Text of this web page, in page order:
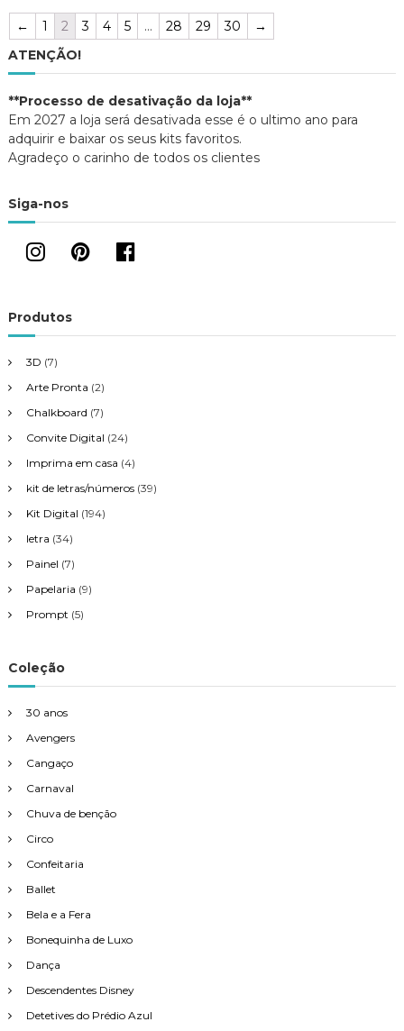
← 1 2 3 4 5 … 28 29 30
→
ATENÇÃO!
**Processo de desativação da loja**
Em 2027 a loja será desativada esse é o ultimo ano para
adquirir e baixar os seus kits favoritos.
Agradeço o carinho de todos os clientes
Siga-nos
Produtos
3D (7)
Arte Pronta (2)
Chalkboard (7)
Convite Digital (24)
Imprima em casa (4)
kit de letras/números (39)
Kit Digital (194)
letra (34)
Painel (7)
Papelaria (9)
Prompt (5)
Coleção
30 anos
Avengers
Cangaço
Carnaval
Chuva de benção
Circo
Confeitaria
Ballet
Bela e a Fera
Bonequinha de Luxo
Dança
Descendentes Disney
Detetives do Prédio Azul